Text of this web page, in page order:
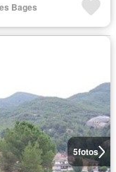
Bages
5fotos